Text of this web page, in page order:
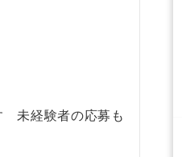
未経験者の応募も